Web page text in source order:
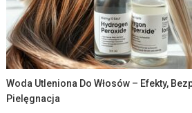
Woda Utleniona Do Włosów – Efekty,
Pielęgnacja